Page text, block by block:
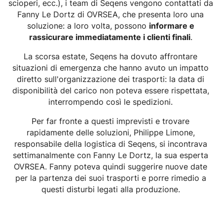
scioperi, ecc.), i team di Seqens vengono contattati da
Fanny Le Dortz di OVRSEA, che presenta loro una
soluzione: a loro volta, possono informare e
rassicurare immediatamente i clienti finali.
La scorsa estate, Seqens ha dovuto affrontare
situazioni di emergenza che hanno avuto un impatto
diretto sull'organizzazione dei trasporti: la data di
disponibilità del carico non poteva essere rispettata,
interrompendo così le spedizioni.
Per far fronte a questi imprevisti e trovare
rapidamente delle soluzioni, Philippe Limone,
responsabile della logistica di Seqens, si incontrava
settimanalmente con Fanny Le Dortz, la sua esperta
OVRSEA. Fanny poteva quindi suggerire nuove date
per la partenza dei suoi trasporti e porre rimedio a
questi disturbi legati alla produzione.